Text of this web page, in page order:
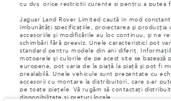
cu dvs. orice restrictii curente si pentru a putea
Jaguar Land Rover Limited caută în mod
îmbunătăți specificațiile, proiectarea și producția
accesoriile și modificările au loc continuu, și ne
schimbări fără preaviz. Unele caracteristici pot
standard pentru modele din ani diferiț.
motoarele și culorile de pe acest site se bazează
europene, pot varia de la piață la piață și pot fi
prealabilă. Unele vehicule sunt prezentate cu
accesorii cu montare la distribuitori, care s-ar
pe toate piețele. Vă rugăm să contactați
disponibilitate și prețuri locale.